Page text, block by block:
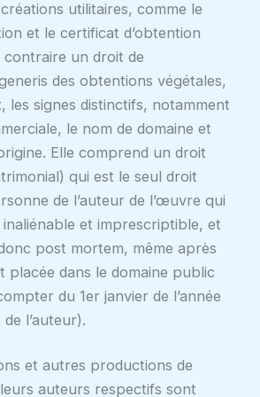
utilitaires, comme le
et le certificat d’obtention
un droit de
des obtentions végétales,
les signes distinctifs, notamment
le nom de domaine et
Elle comprend un droit
qui est le seul droit
de l’auteur de l’œuvre qui
et imprescriptible, et
post mortem, même après
placée dans le domaine public
du 1er janvier de l’année
l’auteur).
et autres productions de
auteurs respectifs sont